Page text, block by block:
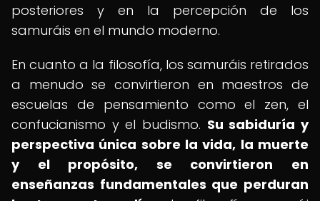
posteriores y en la percepción de los
samuráis en el mundo moderno.
En cuanto a la filosofía, los samuráis retirados
a menudo se convirtieron en maestros de
escuelas de pensamiento como el zen, el
confucianismo y el budismo. Su sabiduría y
perspectiva única sobre la vida, la muerte
y el propósito, se convirtieron en
enseñanzas fundamentales que perduran